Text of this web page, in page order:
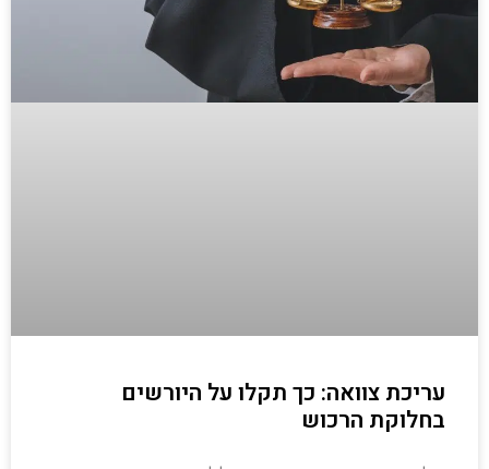
עריכת צוואה: כך תקלו על היורשים
בחלוקת הרכוש